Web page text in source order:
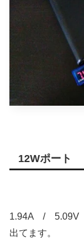
12Wポート
1.94A / 5.09V
出てます。